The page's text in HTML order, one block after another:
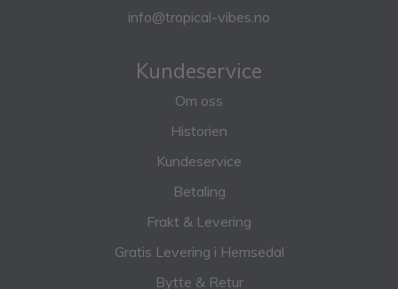
info@tropical-vibes.no
Kundeservice
Om oss
Historien
Kundeservice
Betaling
Frakt & Levering
Gratis Levering i Hemsedal
Bytte & Retur